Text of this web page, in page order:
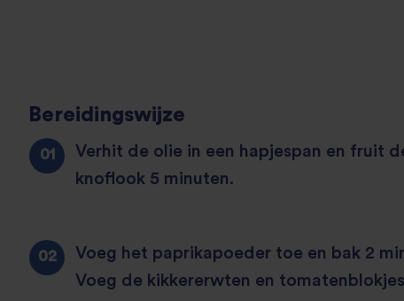
Bereidingswijze
Verhit de olie in een hapjespan en fruit
knoflook 5 minuten.
Voeg het paprikapoeder toe en bak 2
Voeg de kikkererwten en